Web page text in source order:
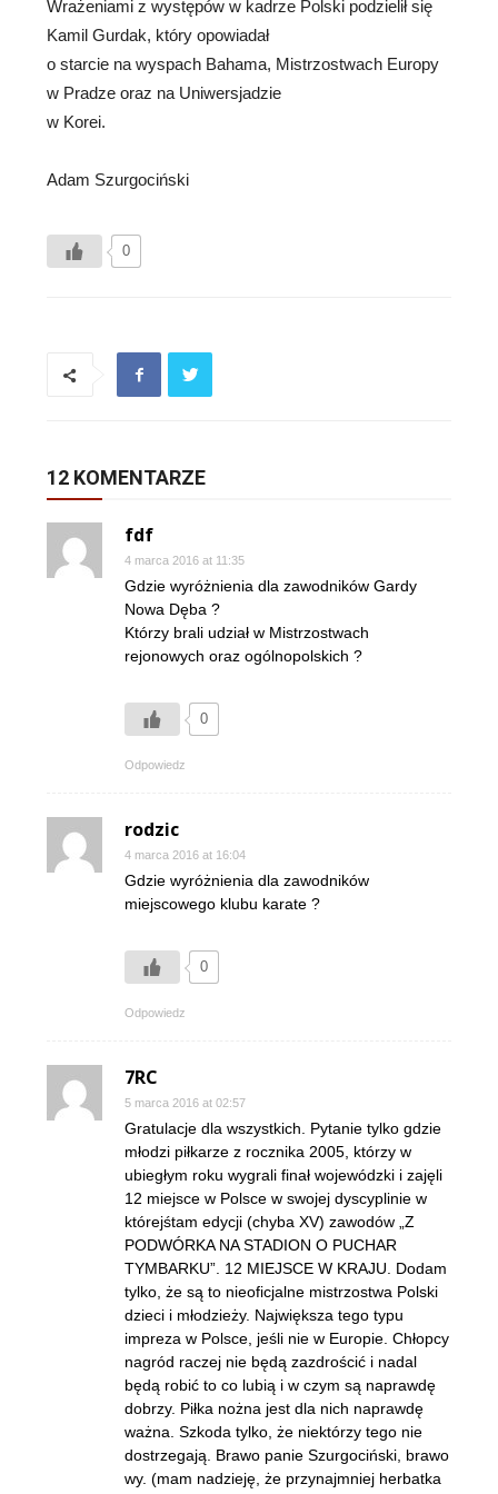
Wrażeniami z występów w kadrze Polski podzielił się
Kamil Gurdak, który opowiadał
o starcie na wyspach Bahama, Mistrzostwach Europy
w Pradze oraz na Uniwersjadzie
w Korei.
Adam Szurgociński
0
12 KOMENTARZE
fdf
4 marca 2016 at 11:35
Gdzie wyróżnienia dla zawodników Gardy
Nowa Dęba ?
Którzy brali udział w Mistrzostwach
rejonowych oraz ogólnopolskich ?
0
Odpowiedz
rodzic
4 marca 2016 at 16:04
Gdzie wyróżnienia dla zawodników
miejscowego klubu karate ?
0
Odpowiedz
7RC
5 marca 2016 at 02:57
Gratulacje dla wszystkich. Pytanie tylko gdzie
młodzi piłkarze z rocznika 2005, którzy w
ubiegłym roku wygrali finał wojewódzki i zajęli
12 miejsce w Polsce w swojej dyscyplinie w
którejśtam edycji (chyba XV) zawodów „Z
PODWÓRKA NA STADION O PUCHAR
TYMBARKU”. 12 MIEJSCE W KRAJU. Dodam
tylko, że są to nieoficjalne mistrzostwa Polski
dzieci i młodzieży. Największa tego typu
impreza w Polsce, jeśli nie w Europie. Chłopcy
nagród raczej nie będą zazdrościć i nadal
będą robić to co lubią i w czym są naprawdę
dobrzy. Piłka nożna jest dla nich naprawdę
ważna. Szkoda tylko, że niektórzy tego nie
dostrzegają. Brawo panie Szurgociński, brawo
wy. (mam nadzieję, że przynajmniej herbatka